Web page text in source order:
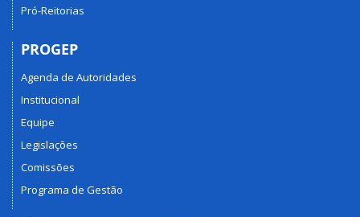
Pró-Reitorias
PROGEP
Agenda de Autoridades
Institucional
Equipe
Legislações
Comissões
Programa de Gestão